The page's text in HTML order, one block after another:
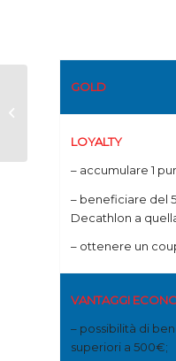
GOLD
LOYALTY
– accumulare 1
– beneficiare del
Decathlon a
– ottenere un
VANTAGGI
– possibilità di
superiori a 500€;
Comunicato Ufficiale
Provinciale n. 2del